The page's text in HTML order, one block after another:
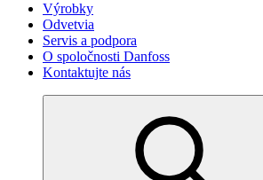
Výrobky
Odvetvia
Servis a podpora
O spoločnosti Danfoss
Kontaktujte nás